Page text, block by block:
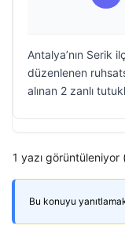
Antalya’nın Serik
düzenlenen
alınan 2 zanlı
1 yazı görüntüleniyor
Bu konuyu